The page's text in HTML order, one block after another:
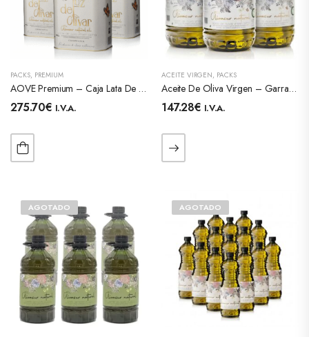
PACKS, PREMIUM
AOVE Premium – Caja Lata De 5L (3 Unidades) – Cosecha De Noviembre
275.70€ I.V.A.
ACEITE VIRGEN, PACKS
Aceite De Oliva Virgen – Garrafa 5L – Caja 3 Unidades
147.28€ I.V.A.
AGOTADO AGOTADO